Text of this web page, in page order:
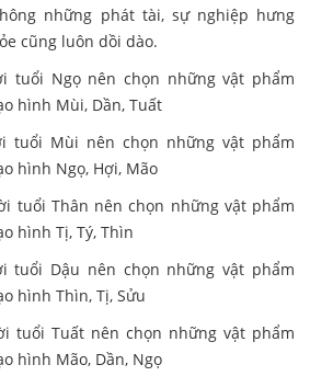
những phát tài, sự nghiệp hưng
cũng luôn dồi dào.
tuổi Ngọ nên chọn những vật phẩm
hình Mùi, Dần, Tuất
tuổi Mùi nên chọn những vật phẩm
hình Ngọ, Hợi, Mão
tuổi Thân nên chọn những vật phẩm
hình Tị, Tý, Thìn
tuổi Dậu nên chọn những vật phẩm
hình Thìn, Tị, Sửu
tuổi Tuất nên chọn những vật phẩm
hình Mão, Dần, Ngọ